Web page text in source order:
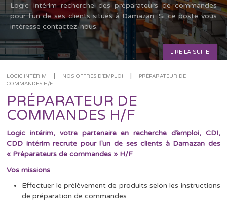
Logic Intérim recherche des préparateurs de commandes
pour l'un de ses clients situés à Damazan. Si ce poste vous
intéresse contactez-nous.
LIRE LA SUITE
LOGIC INTÉRIM | NOS OFFRES D'EMPLOI |
PRÉPARATEUR DE
COMMANDES H/F
PRÉPARATEUR DE
COMMANDES H/F
Logic intérim, votre partenaire en recherche d’emploi, CDI,
CDD intérim recrute pour l’un de ses clients à Damazan des
« Préparateurs de commandes » H/F
Vos missions
Effectuer le prélèvement de produits selon les instructions
de préparation de commandes